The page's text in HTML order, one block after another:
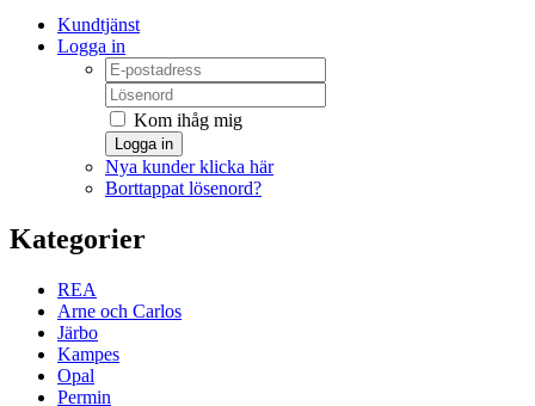
Kundtjänst
Logga in
Kom ihåg mig
Logga in
Nya kunder klicka här
Borttappat lösenord?
Kategorier
REA
Arne och Carlos
Järbo
Kampes
Opal
Permin